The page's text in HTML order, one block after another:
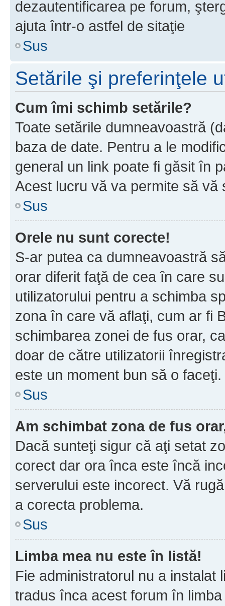
dezautentificarea pe forum,
ajuta într-o astfel de sitaţie
Sus
Setările şi preferinţele
Cum îmi schimb setările?
Toate setările dumneavoastră
baza de date. Pentru a le
general un link poate fi găsit în
Acest lucru vă va permite să vă
Sus
Orele nu sunt corecte!
S-ar putea ca dumneavoastră
orar diferit faţă de cea în care
utilizatorului pentru a schimba
zona în care vă aflaţi, cum ar fi
schimbarea zonei de fus orar,
doar de către utilizatorii
este un moment bun să o faceţi.
Sus
Am schimbat zona de fus
Dacă sunteţi sigur că aţi setat
corect dar ora înca este încă
serverului este incorect. Vă
a corecta problema.
Sus
Limba mea nu este în listă!
Fie administratorul nu a instalat
tradus înca acest forum în